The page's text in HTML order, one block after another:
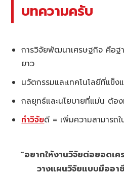
บทความครับ
การวิจัยพัฒนาเศรษฐกิจ คือฐา
ยาว
นวัตกรรมและเทคโนโลยีที่แข็ง
กลยุทธ์และนโยบายที่แม่น ต้อ
ทำวิจัยดี = เพิ่มความสามารถ
“อยากให้งานวิจัยต่อยอดเศ
วางแผนวิจัยแบบมืออา